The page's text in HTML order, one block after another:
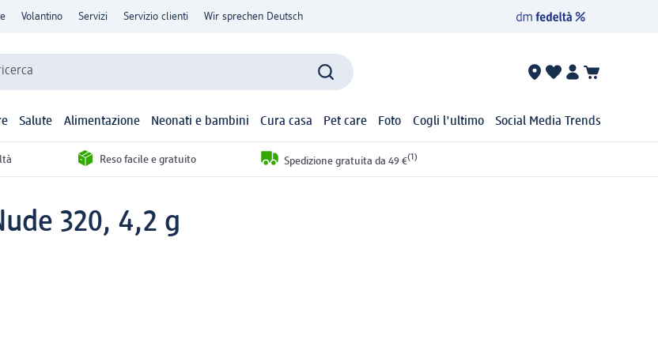
Volantino Servizi Servizio clienti Wir sprechen Deutsch
Salute Alimentazione Neonati e bambini Cura casa Pet care Foto Cogli l'ultimo Social Media Trends
Reso facile e gratuito Spedizione gratuita da 49 €(1)
320, 4,2 g